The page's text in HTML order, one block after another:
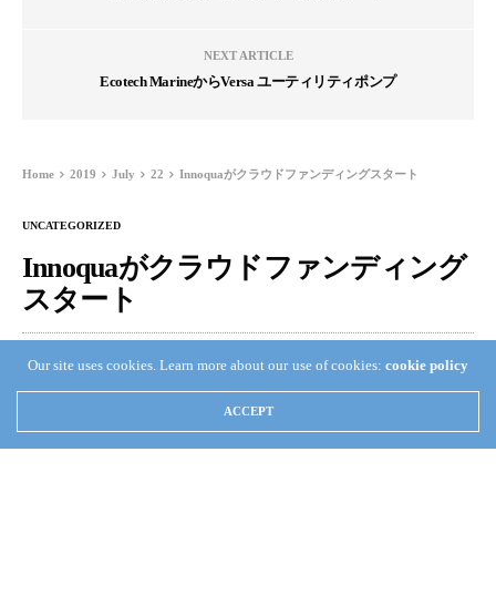
NEXT ARTICLE
Ecotech MarineからVersa ユーティリティポンプ
Home 2019 July 22 Innoquaがクラウドファンディングスタート
UNCATEGORIZED
Innoquaがクラウドファンディング
スタート
TAKA KAMATA JULY 22, 2019 0
Our site uses cookies. Learn more about our use of cookies: cookie policy
ACCEPT